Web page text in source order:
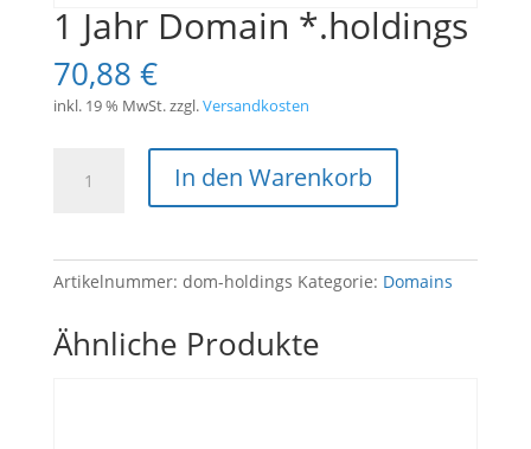
1 Jahr Domain *.holdings
70,88 €
inkl. 19 % MwSt.zzgl.Versandkosten
Menge
In den Warenkorb
Artikelnummer: dom-holdings Kategorie: Domains
Ähnliche Produkte